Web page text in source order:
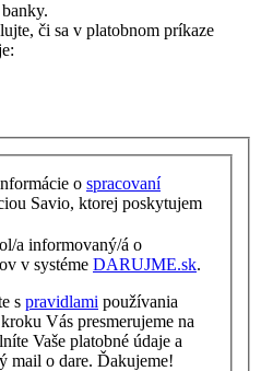
či sa v platobnom príkaze
o spracovaní
Savio, ktorej poskytujem
a informovaný/á o
v systéme DARUJME.sk.
s pravidlami používania
Vás presmerujeme na
Vaše platobné údaje a
mail o dare. Ďakujeme!